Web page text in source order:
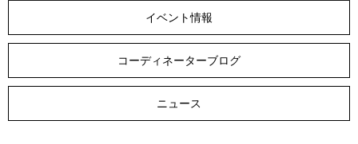
イベント情報
コーディネーターブログ
ニュース